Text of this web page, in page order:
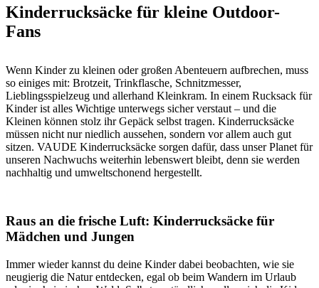
Kinderrucksäcke für kleine Outdoor-
Fans
Wenn Kinder zu kleinen oder großen Abenteuern aufbrechen, muss
so einiges mit: Brotzeit, Trinkflasche, Schnitzmesser,
Lieblingsspielzeug und allerhand Kleinkram. In einem Rucksack für
Kinder ist alles Wichtige unterwegs sicher verstaut – und die
Kleinen können stolz ihr Gepäck selbst tragen. Kinderrucksäcke
müssen nicht nur niedlich aussehen, sondern vor allem auch gut
sitzen. VAUDE Kinderrucksäcke sorgen dafür, dass unser Planet für
unseren Nachwuchs weiterhin lebenswert bleibt, denn sie werden
nachhaltig und umweltschonend hergestellt.
Raus an die frische Luft: Kinderrucksäcke für
Mädchen und Jungen
Immer wieder kannst du deine Kinder dabei beobachten, wie sie
neugierig die Natur entdecken, egal ob beim Wandern im Urlaub